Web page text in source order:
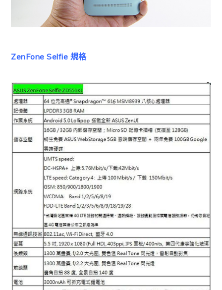
ZenFone Selfie 規格